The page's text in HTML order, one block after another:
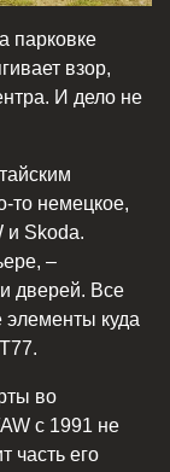
парковке
взор,
И дело не
то немецкое,
и Skoda.
–
дверей. Все
куда
во
с 1991 не
часть его